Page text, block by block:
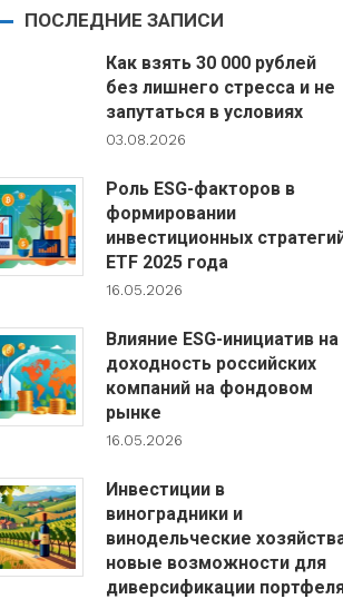
ПОСЛЕДНИЕ ЗАПИСИ
Как взять 30 000 рублей
без лишнего стресса и не
запутаться в условиях
03.08.2026
Роль ESG-факторов в
формировании
инвестиционных
ETF 2025 года
16.05.2026
Влияние ESG-инициатив на
доходность российских
компаний на фондовом
рынке
16.05.2026
Инвестиции в
виноградники и
винодельческие
новые возможности для
диверсификации